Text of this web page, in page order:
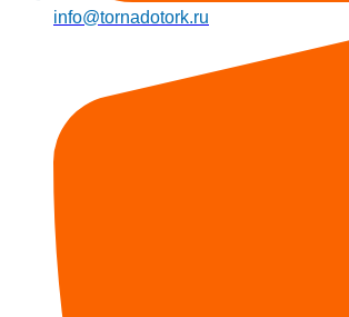
info@tornadotork.ru